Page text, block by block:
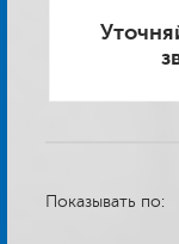
Показывать по: